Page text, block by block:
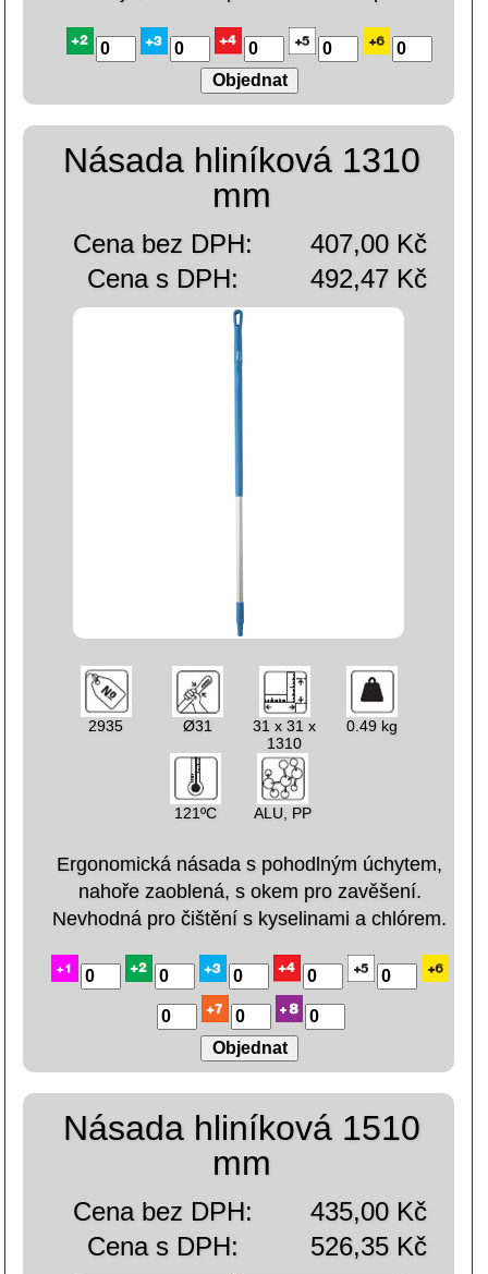
Násada hliníková 1310
mm
Cena bez DPH:
407,00 Kč
Cena s DPH:
492,47 Kč
2935 Ø31
31 x 31 x
1310
0.49 kg
121ºC ALU, PP
Ergonomická násada s pohodlným úchytem,
nahoře zaoblená, s okem pro zavěšení.
Nevhodná pro čištění s kyselinami a chlórem.
Násada hliníková 1510
mm
Cena bez DPH:
435,00 Kč
Cena s DPH:
526,35 Kč